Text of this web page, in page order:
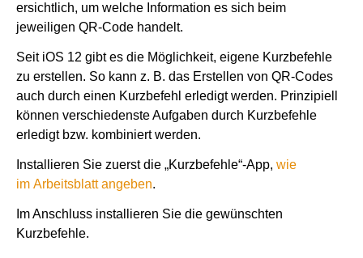
ersichtlich, um welche Information es sich beim
jeweiligen QR-Code handelt.
Seit iOS 12 gibt es die Möglichkeit, eigene Kurzbefehle
zu erstellen. So kann z. B. das Erstellen von QR-Codes
auch durch einen Kurzbefehl erledigt werden. Prinzipiell
können verschiedenste Aufgaben durch Kurzbefehle
erledigt bzw. kombiniert werden.
Installieren Sie zuerst die „Kurzbefehle“-App, wie
im Arbeitsblatt angeben.
Im Anschluss installieren Sie die gewünschten
Kurzbefehle.